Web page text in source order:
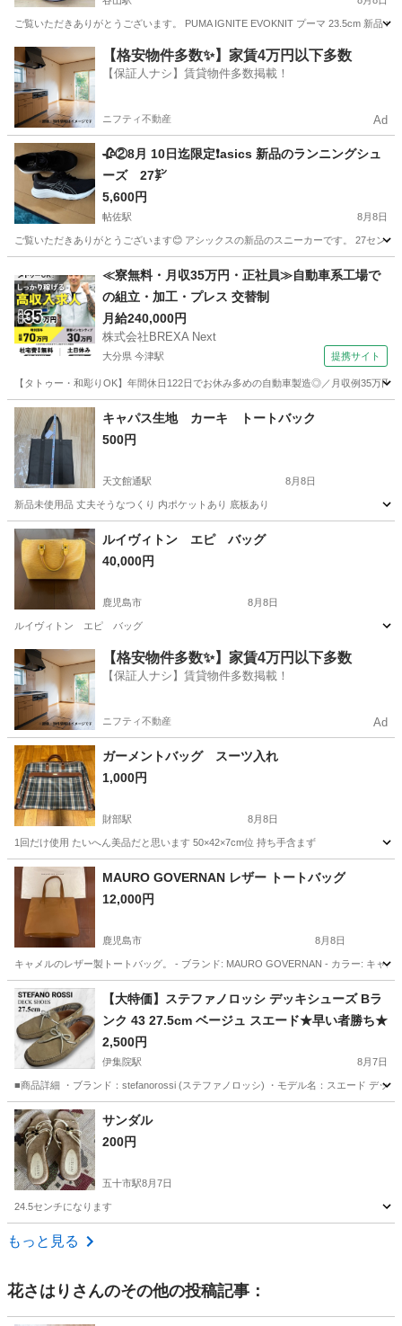
ご覧いただきありがとうございます。 PUMA IGNITE EVOKNIT プーマ 23.5cm 新品
鹿児島 鹿児島市 谷山駅 靴 PUMA
【格安物件多数✨】家賃4万円以下多数
【保証人ナシ】賃貸物件多数掲載！
ニフティ不動産 Ad
🥀②8月 10日迄限定❗️asics 新品のランニングシュ
ーズ 27㌢
5,600円
帖佐駅 8月8日
ご覧いただきありがとうございます😊 アシックスの新品のスニーカーです。 27セン
帖佐駅 靴 asics
≪寮無料・月収35万円・正社員≫自動車系工場で
の組立・加工・プレス 交替制
月給240,000円
株式会社BREXA Next
大分県 今津駅 提携サイト
【タトゥー・和彫りOK】年間休日122日でお休み多めの自動車製造◎／月収例35万
大分 中津市 今津駅 その他
キャパス生地 カーキ トートバック
500円
天文館通駅 8月8日
新品未使用品 丈夫そうなつくり 内ポケットあり 底板あり
鹿児島 鹿児島市 天文館通駅 バッグ トートバック
ルイヴィトン エピ バッグ
40,000円
鹿児島市 8月8日
ルイヴィトン エピ バッグ
鹿児島 鹿児島市 バッグ ルイヴィトン
【格安物件多数✨】家賃4万円以下多数
【保証人ナシ】賃貸物件多数掲載！
ニフティ不動産 Ad
ガーメントバッグ スーツ入れ
1,000円
財部駅 8月8日
1回だけ使用 たいへん美品だと思います 50×42×7cm位 持ち手含まず
鹿児島 鹿屋市 ガーメントバッグ
MAURO GOVERNAN レザー トートバッグ
12,000円
鹿児島市 8月8日
キャメルのレザー製トートバッグ。 - ブランド: MAURO GOVERNAN - カラー: キャ
鹿児島 鹿児島市 バッグ
【大特価】ステファノロッシ デッキシューズ Bラ
ンク 43 27.5cm ベージュ スエード★早い者勝ち★
2,500円
伊集院駅 8月7日
■商品詳細 ・ブランド：stefanorossi (ステファノロッシ) ・モデル名：スエード デッ
鹿児島 日置市 伊集院駅
サンダル
200円
五十市駅8月7日
24.5センチになります
鹿児島 曽於市
もっと見る
花さはり さんのその他の投稿記事：